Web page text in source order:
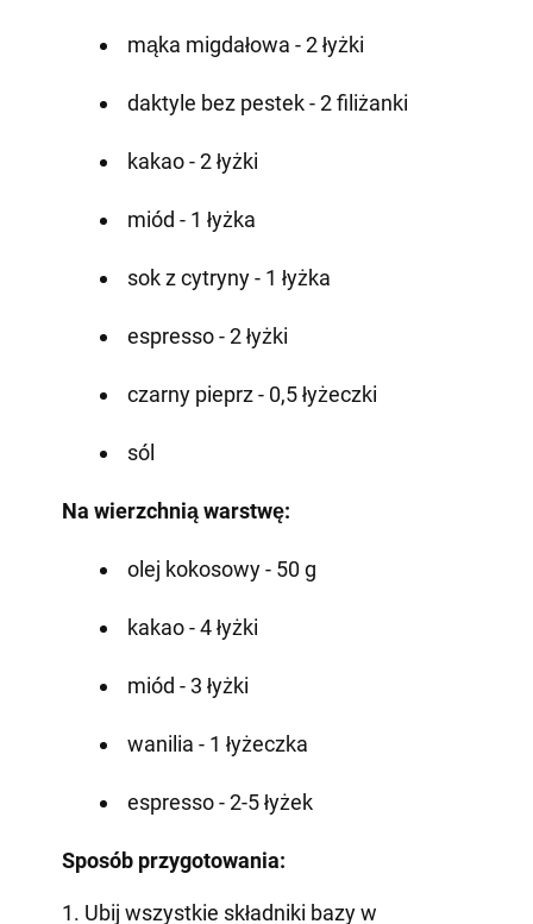
mąka migdałowa - 2 łyżki
daktyle bez pestek - 2 filiżanki
kakao - 2 łyżki
miód - 1 łyżka
sok z cytryny - 1 łyżka
espresso - 2 łyżki
czarny pieprz - 0,5 łyżeczki
sól
Na wierzchnią warstwę:
olej kokosowy - 50 g
kakao - 4 łyżki
miód - 3 łyżki
wanilia - 1 łyżeczka
espresso - 2-5 łyżek
Sposób przygotowania:
1. Ubij wszystkie składniki bazy w